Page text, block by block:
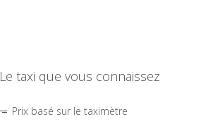
Le taxi que vous connaissez
Prix basé sur le taximètre